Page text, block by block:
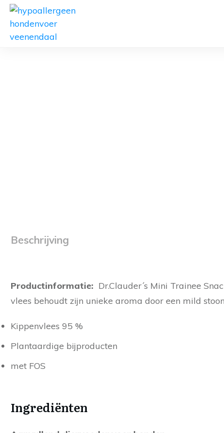
Beschrijving
Productinformatie: Dr.Clauder´s Mini Trainee
vlees behoudt zijn unieke aroma door een mild
Kippenvlees 95 %
Plantaardige bijproducten
met FOS
Ingrediënten